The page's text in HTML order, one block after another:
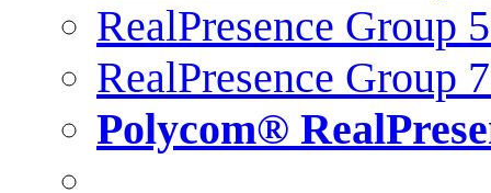
RealPresence Group
RealPresence Group
Polycom®